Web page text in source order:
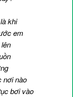
khi
em
nơi nào
bơi vào